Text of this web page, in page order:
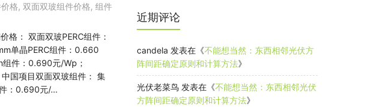
格, 双面双玻组件价格, 组件
格： 双面双玻PERC组件：
单晶PERC组件：0.660
件：0.690元/Wp；
国项目双面双玻组件： 集
：0.690元/…
近期评论
candela 发表在《不能想当然：东西相邻光伏方
阵间距确定原则和计算方法》
光伏老菜鸟 发表在《不能想当然：东西相邻光伏
方阵间距确定原则和计算方法》